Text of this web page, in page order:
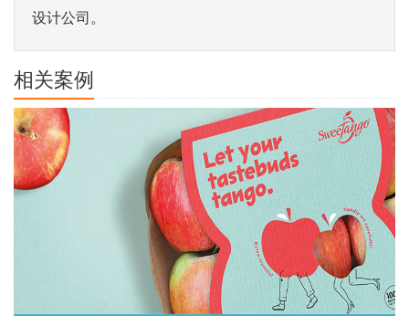
设计公司。
相关案例